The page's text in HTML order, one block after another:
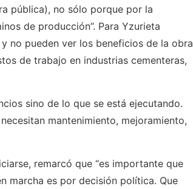
pública), no sólo porque por la
de producción”. Para Yzurieta
no pueden ver los beneficios de la obra
de trabajo en industrias cementeras,
sino de lo que se está ejecutando.
mantenimiento, mejoramiento,
remarcó que “es importante que
marcha es por decisión política. Que